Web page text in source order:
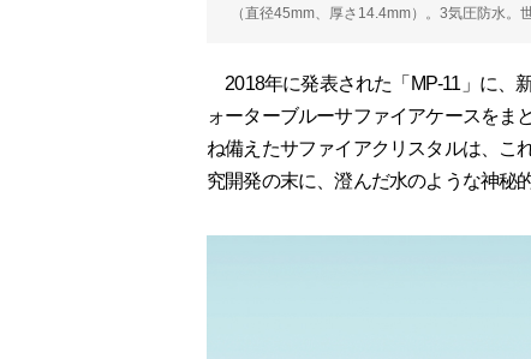
（直径45mm、厚さ14.4mm）。3気圧防水。
2018年に発表された「MP-11」に、
ォーターブルーサファイアケースをま
ね備えたサファイアクリスタルは、こ
究開発の末に、澄んだ水のような神秘